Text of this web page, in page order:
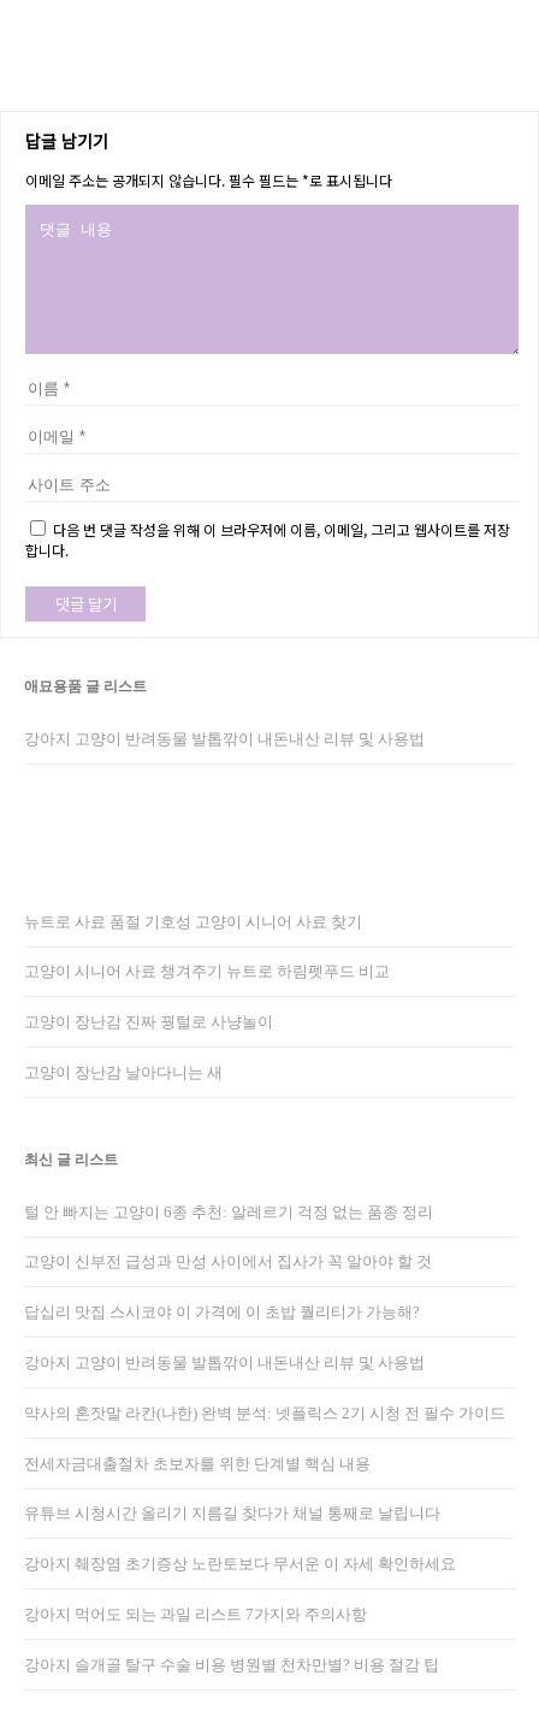
답글 남기기
이메일 주소는 공개되지 않습니다.필수 필드는 *로 표시됩니다
다음 번 댓글 작성을 위해 이 브라우저에 이름, 이메일, 그리고 웹사이트를 저장
합니다.
애묘용품 글 리스트
강아지 고양이 반려동물 발톱깎이 내돈내산 리뷰 및 사용법
뉴트로 사료 품절 기호성 고양이 시니어 사료 찾기
고양이 시니어 사료 챙겨주기 뉴트로 하림펫푸드 비교
고양이 장난감 진짜 꿩털로 사냥놀이
고양이 장난감 날아다니는 새
최신 글 리스트
털 안 빠지는 고양이 6종 추천: 알레르기 걱정 없는 품종 정리
고양이 신부전 급성과 만성 사이에서 집사가 꼭 알아야 할 것
답십리 맛집 스시코야 이 가격에 이 초밥 퀄리티가 가능해?
강아지 고양이 반려동물 발톱깎이 내돈내산 리뷰 및 사용법
약사의 혼잣말 라칸(나한) 완벽 분석: 넷플릭스 2기 시청 전 필수 가이드
전세자금대출절차 초보자를 위한 단계별 핵심 내용
유튜브 시청시간 올리기 지름길 찾다가 채널 통째로 날립니다
강아지 췌장염 초기증상 노란토보다 무서운 이 자세 확인하세요
강아지 먹어도 되는 과일 리스트 7가지와 주의사항
강아지 슬개골 탈구 수술 비용 병원별 천차만별? 비용 절감 팁